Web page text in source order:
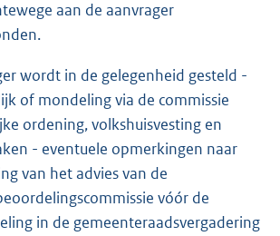
aan de aanvrager
wordt in de gelegenheid gesteld -
of mondeling via de commissie
ordening, volkshuisvesting en
- eventuele opmerkingen naar
van het advies van de
vóór de
in de gemeenteraadsvergadering